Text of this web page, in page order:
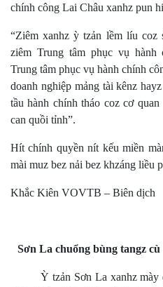
chính công Lai Châu xanhz pun
“Ziêm xanhz ỳ tzản lềm líu coz
ziêm Trung tâm phục vụ hành
Trung tâm phục vụ hành chính
doanh nghiệp mảng tài kênz
tầu hành chính tháo coz cơ
can quồi tỉnh”.
Hít chính quyền nít kếu miền
mài muz bez nải bez khzáng liều
Khắc Kiên VOVTB – Biên dịch
Sơn La chuổng bùng tangz
Ỳ tzản Sơn La xanhz mày